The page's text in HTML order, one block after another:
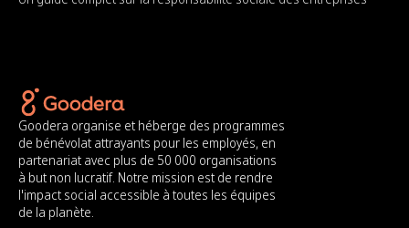
Goodera organise et héberge des programmes
de bénévolat attrayants pour les employés, en
partenariat avec plus de 50 000 organisations
à but non lucratif. Notre mission est de rendre
l'impact social accessible à toutes les équipes
de la planète.